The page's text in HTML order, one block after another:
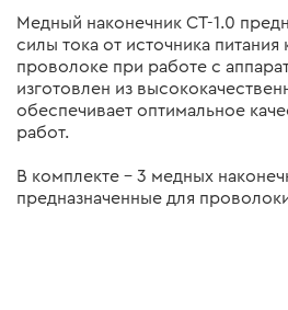
Медный наконечник СТ-1.0
силы тока от источника питания
проволоке при работе с
изготовлен из
обеспечивает оптимальное
работ.
В комплекте – 3 медных
предназначенные для